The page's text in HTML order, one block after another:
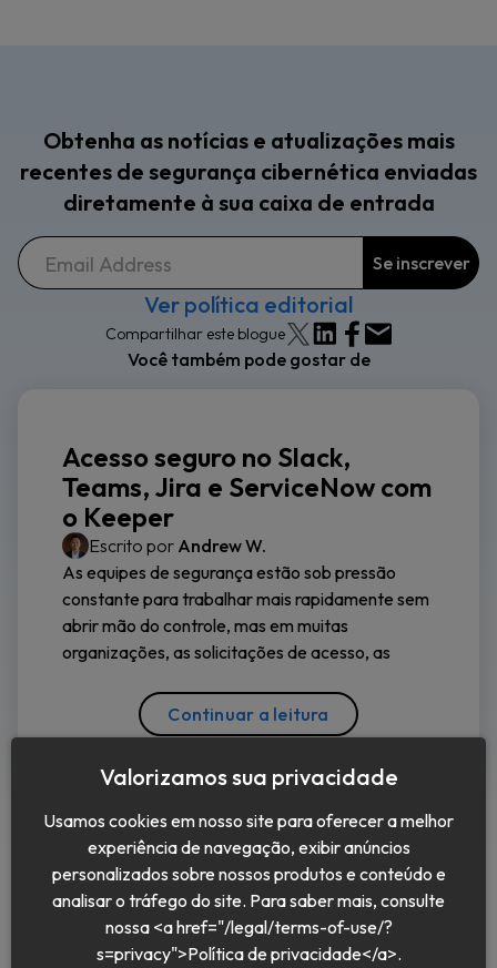
Obtenha as notícias e atualizações mais
recentes de segurança cibernética enviadas
diretamente à sua caixa de entrada
Ver política editorial
Compartilhar este blogue
Você também pode gostar de
Acesso seguro no Slack,
Teams, Jira e ServiceNow com
o Keeper
Escrito por Andrew W.
As equipes de segurança estão sob pressão
constante para trabalhar mais rapidamente sem
abrir mão do controle, mas em muitas
organizações, as solicitações de acesso, as
Continuar a leitura
Português (BR)
Valorizamos sua privacidade
Usamos cookies em nosso site para oferecer a melhor
experiência de navegação, exibir anúncios
personalizados sobre nossos produtos e conteúdo e
analisar o tráfego do site. Para saber mais, consulte
nossa <a href="/legal/terms-of-use/?
s=privacy">Política de privacidade</a>.